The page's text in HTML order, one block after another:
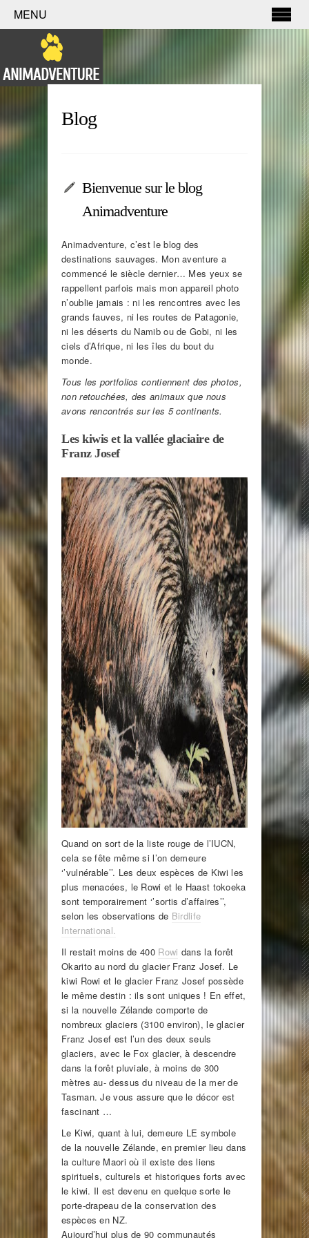
MENU
Blog
Bienvenue sur le blog
Animadventure
Animadventure, c’est le blog des
destinations sauvages. Mon aventure a
commencé le siècle dernier… Mes yeux se
rappellent parfois mais mon appareil photo
n’oublie jamais : ni les rencontres avec les
grands fauves, ni les routes de Patagonie,
ni les déserts du Namib ou de Gobi, ni les
ciels d’Afrique, ni les îles du bout du
monde.
Tous les portfolios contiennent des photos,
non retouchées, des animaux que nous
avons rencontrés sur les 5 continents.
Les kiwis et la vallée glaciaire de
Franz Josef
Quand on sort de la liste rouge de l’IUCN,
cela se fête même si l’on demeure
‘’vulnérable’’. Les deux espèces de Kiwi les
plus menacées, le Rowi et le Haast tokoeka
sont temporairement ‘’sortis d’affaires’’,
selon les observations de Birdlife
International.
Il restait moins de 400 Rowi dans la forêt
Okarito au nord du glacier Franz Josef. Le
kiwi Rowi et le glacier Franz Josef possède
le même destin : ils sont uniques ! En effet,
si la nouvelle Zélande comporte de
nombreux glaciers (3100 environ), le glacier
Franz Josef est l’un des deux seuls
glaciers, avec le Fox glacier, à descendre
dans la forêt pluviale, à moins de 300
mètres au- dessus du niveau de la mer de
Tasman. Je vous assure que le décor est
fascinant …
Le Kiwi, quant à lui, demeure LE symbole
de la nouvelle Zélande, en premier lieu dans
la culture Maori où il existe des liens
spirituels, culturels et historiques forts avec
le kiwi. Il est devenu en quelque sorte le
porte-drapeau de la conservation des
espèces en NZ.
Aujourd’hui plus de 90 communautés